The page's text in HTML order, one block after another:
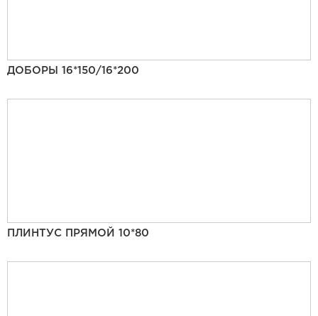
ДОБОРЫ 16*150/16*200
ПЛИНТУС ПРЯМОЙ 10*80